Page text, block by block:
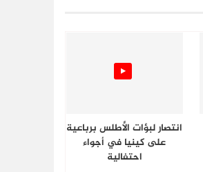
انتصار لبؤات الأطلس برباعية
على كينيا في أجواء
احتفالية